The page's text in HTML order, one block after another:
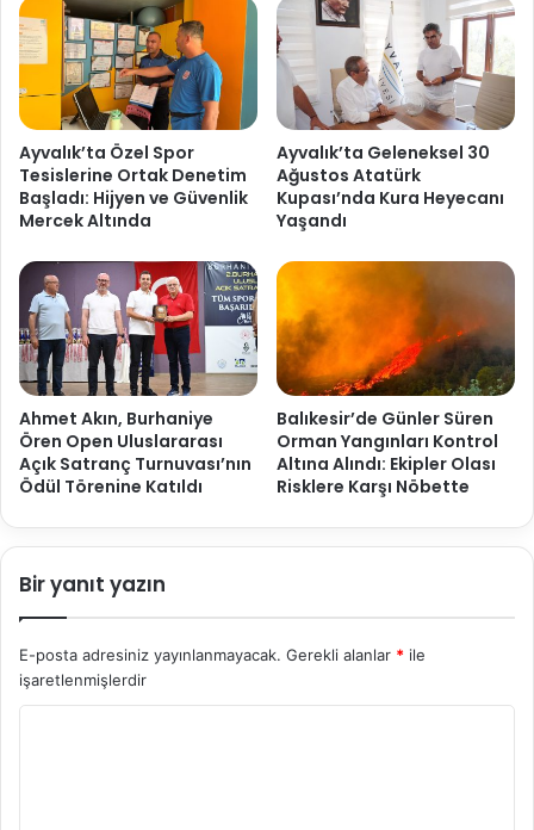
Ayvalık’ta Özel Spor
Tesislerine Ortak Denetim
Başladı: Hijyen ve Güvenlik
Mercek Altında
Ayvalık’ta Geleneksel 30
Ağustos Atatürk
Kupası’nda Kura Heyecanı
Yaşandı
Ahmet Akın, Burhaniye
Ören Open Uluslararası
Açık Satranç Turnuvası’nın
Ödül Törenine Katıldı
Balıkesir’de Günler Süren
Orman Yangınları Kontrol
Altına Alındı: Ekipler Olası
Risklere Karşı Nöbette
Bir yanıt yazın
E-posta adresiniz yayınlanmayacak. Gerekli alanlar * ile
işaretlenmişlerdir